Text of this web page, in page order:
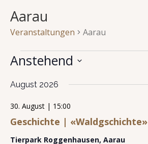
VERANSTALTUNGEN
Aarau
Veranstaltungen Aarau
V
r
n
s
t
A
s
c
h
t
V
e
a
s
a
Anstehend
wählen.
August 2026
Geschichte | «Waldgschichte»
30. August | 15:00
Tierpark Roggenhausen, Aarau